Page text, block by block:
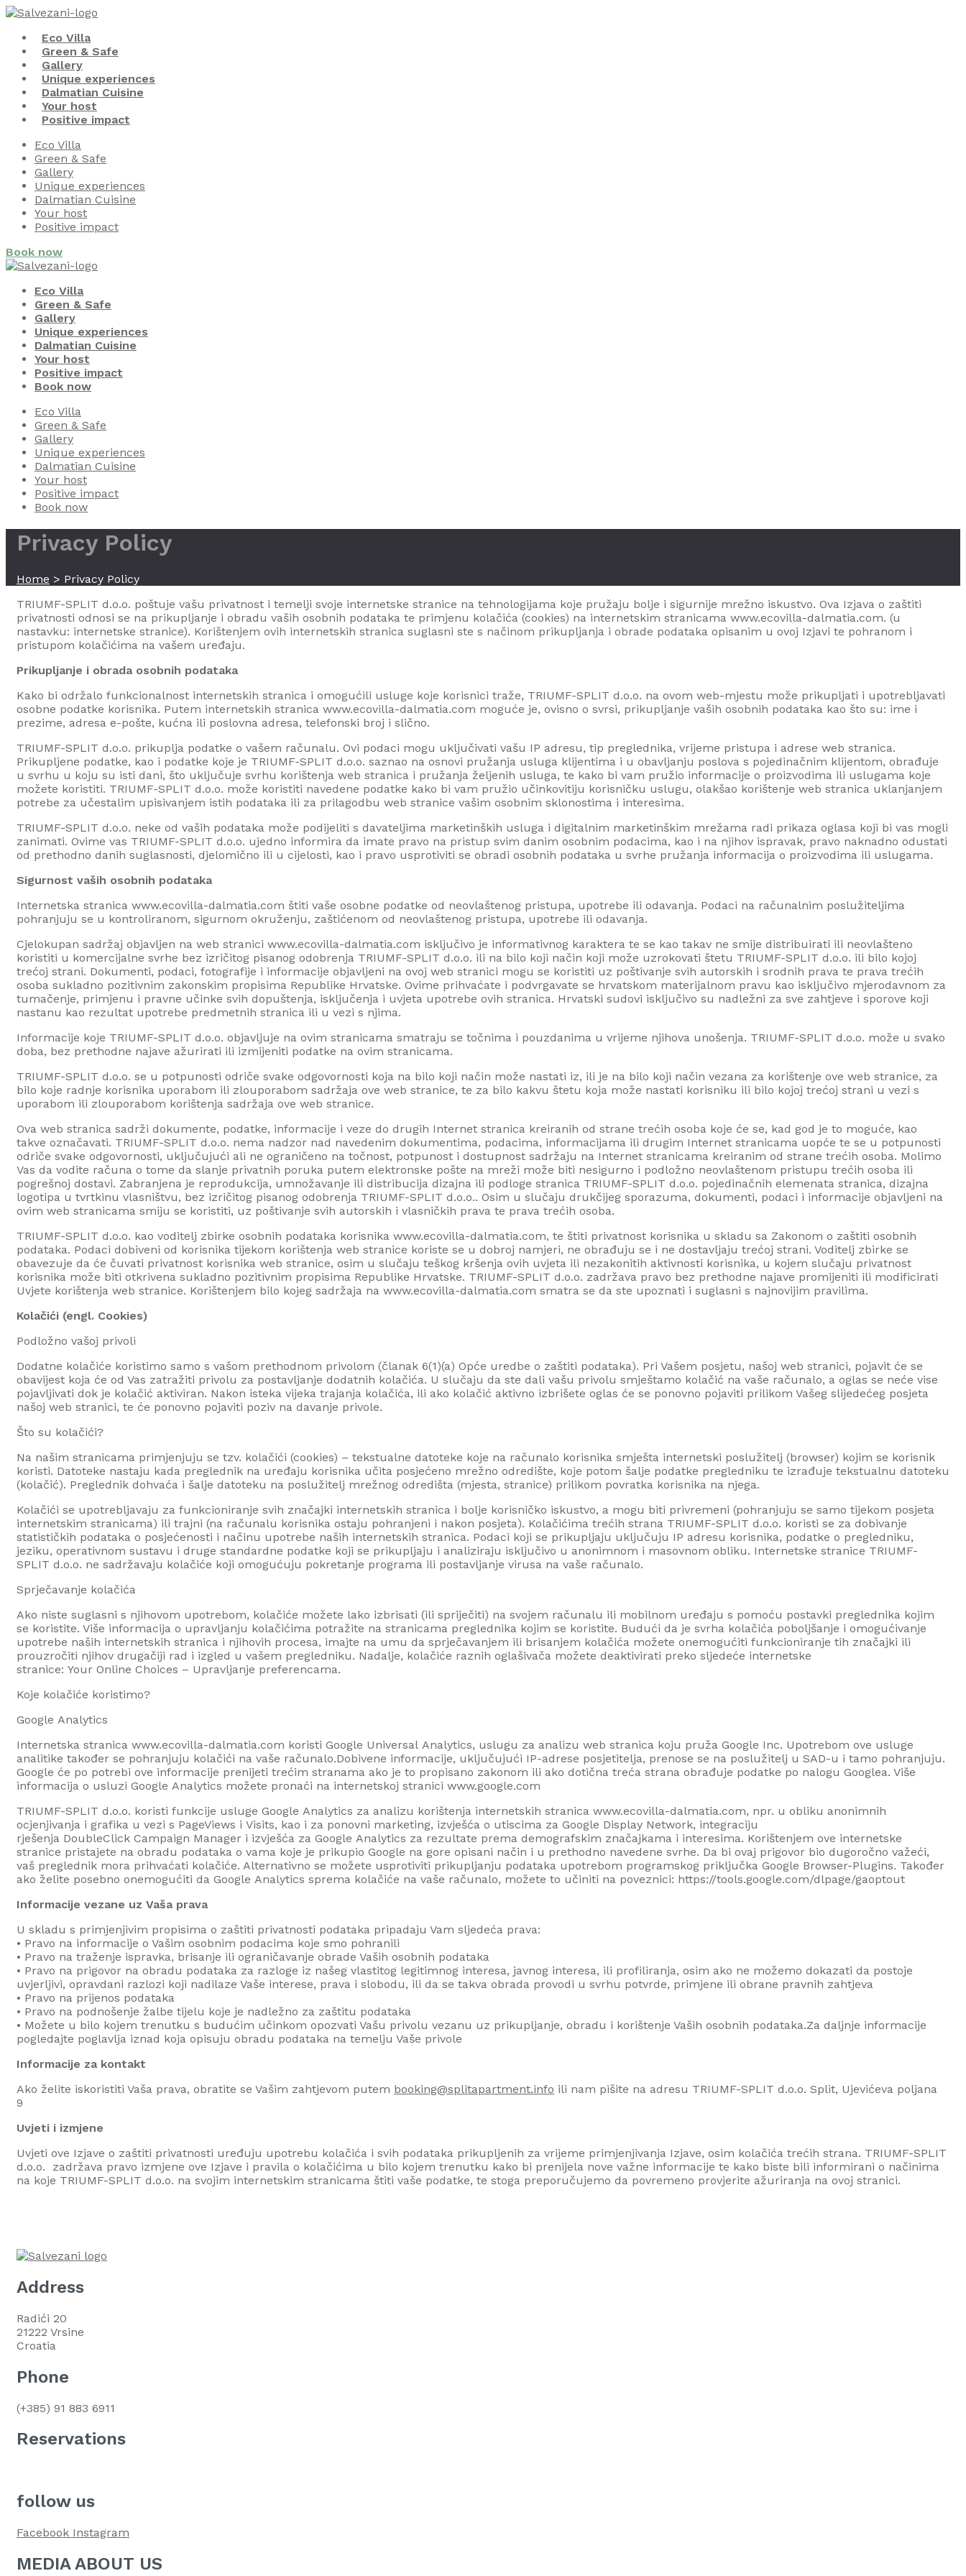
Eco Villa
Green & Safe
Gallery
Unique experiences
Dalmatian Cuisine
Your host
Positive impact
Eco Villa
Green & Safe
Gallery
Unique experiences
Dalmatian Cuisine
Your host
Positive impact
Book now
Eco Villa
Green & Safe
Gallery
Unique experiences
Dalmatian Cuisine
Your host
Positive impact
Book now
Eco Villa
Green & Safe
Gallery
Unique experiences
Dalmatian Cuisine
Your host
Positive impact
Book now
Privacy Policy
Home > Privacy Policy
TRIUMF-SPLIT d.o.o. poštuje vašu privatnost i temelji svoje internetske stranice na tehnologijama koje pružaju bolje i sigurnije mrežno iskustvo. Ova Izjava o zaštiti
privatnosti odnosi se na prikupljanje i obradu vaših osobnih podataka te primjenu kolačića (cookies) na internetskim stranicama www.ecovilla-dalmatia.com. (u
nastavku: internetske stranice). Korištenjem ovih internetskih stranica suglasni ste s načinom prikupljanja i obrade podataka opisanim u ovoj Izjavi te pohranom i
pristupom kolačićima na vašem uređaju.
Prikupljanje i obrada osobnih podataka
Kako bi održalo funkcionalnost internetskih stranica i omogućili usluge koje korisnici traže, TRIUMF-SPLIT d.o.o. na ovom web-mjestu može prikupljati i upotrebljavati
osobne podatke korisnika. Putem internetskih stranica www.ecovilla-dalmatia.com moguće je, ovisno o svrsi, prikupljanje vaših osobnih podataka kao što su: ime i
prezime, adresa e-pošte, kućna ili poslovna adresa, telefonski broj i slično.
TRIUMF-SPLIT d.o.o. prikuplja podatke o vašem računalu. Ovi podaci mogu uključivati vašu IP adresu, tip preglednika, vrijeme pristupa i adrese web stranica.
Prikupljene podatke, kao i podatke koje je TRIUMF-SPLIT d.o.o. saznao na osnovi pružanja usluga klijentima i u obavljanju poslova s pojedinačnim klijentom, obrađuje
u svrhu u koju su isti dani, što uključuje svrhu korištenja web stranica i pružanja željenih usluga, te kako bi vam pružio informacije o proizvodima ili uslugama koje
možete koristiti. TRIUMF-SPLIT d.o.o. može koristiti navedene podatke kako bi vam pružio učinkovitiju korisničku uslugu, olakšao korištenje web stranica uklanjanjem
potrebe za učestalim upisivanjem istih podataka ili za prilagodbu web stranice vašim osobnim sklonostima i interesima.
TRIUMF-SPLIT d.o.o. neke od vaših podataka može podijeliti s davateljima marketinških usluga i digitalnim marketinškim mrežama radi prikaza oglasa koji bi vas mogli
zanimati. Ovime vas TRIUMF-SPLIT d.o.o. ujedno informira da imate pravo na pristup svim danim osobnim podacima, kao i na njihov ispravak, pravo naknadno odustati
od prethodno danih suglasnosti, djelomično ili u cijelosti, kao i pravo usprotiviti se obradi osobnih podataka u svrhe pružanja informacija o proizvodima ili uslugama.
Sigurnost vaših osobnih podataka
Internetska stranica www.ecovilla-dalmatia.com štiti vaše osobne podatke od neovlaštenog pristupa, upotrebe ili odavanja. Podaci na računalnim poslužiteljima
pohranjuju se u kontroliranom, sigurnom okruženju, zaštićenom od neovlaštenog pristupa, upotrebe ili odavanja.
Cjelokupan sadržaj objavljen na web stranici www.ecovilla-dalmatia.com isključivo je informativnog karaktera te se kao takav ne smije distribuirati ili neovlašteno
koristiti u komercijalne svrhe bez izričitog pisanog odobrenja TRIUMF-SPLIT d.o.o. ili na bilo koji način koji može uzrokovati štetu TRIUMF-SPLIT d.o.o. ili bilo kojoj
trećoj strani. Dokumenti, podaci, fotografije i informacije objavljeni na ovoj web stranici mogu se koristiti uz poštivanje svih autorskih i srodnih prava te prava trećih
osoba sukladno pozitivnim zakonskim propisima Republike Hrvatske. Ovime prihvaćate i podvrgavate se hrvatskom materijalnom pravu kao isključivo mjerodavnom za
tumačenje, primjenu i pravne učinke svih dopuštenja, isključenja i uvjeta upotrebe ovih stranica. Hrvatski sudovi isključivo su nadležni za sve zahtjeve i sporove koji
nastanu kao rezultat upotrebe predmetnih stranica ili u vezi s njima.
Informacije koje TRIUMF-SPLIT d.o.o. objavljuje na ovim stranicama smatraju se točnima i pouzdanima u vrijeme njihova unošenja. TRIUMF-SPLIT d.o.o. može u svako
doba, bez prethodne najave ažurirati ili izmijeniti podatke na ovim stranicama.
TRIUMF-SPLIT d.o.o. se u potpunosti odriče svake odgovornosti koja na bilo koji način može nastati iz, ili je na bilo koji način vezana za korištenje ove web stranice, za
bilo koje radnje korisnika uporabom ili zlouporabom sadržaja ove web stranice, te za bilo kakvu štetu koja može nastati korisniku ili bilo kojoj trećoj strani u vezi s
uporabom ili zlouporabom korištenja sadržaja ove web stranice.
Ova web stranica sadrži dokumente, podatke, informacije i veze do drugih Internet stranica kreiranih od strane trećih osoba koje će se, kad god je to moguće, kao
takve označavati. TRIUMF-SPLIT d.o.o. nema nadzor nad navedenim dokumentima, podacima, informacijama ili drugim Internet stranicama uopće te se u potpunosti
odriče svake odgovornosti, uključujući ali ne ograničeno na točnost, potpunost i dostupnost sadržaju na Internet stranicama kreiranim od strane trećih osoba. Molimo
Vas da vodite računa o tome da slanje privatnih poruka putem elektronske pošte na mreži može biti nesigurno i podložno neovlaštenom pristupu trećih osoba ili
pogrešnoj dostavi. Zabranjena je reprodukcija, umnožavanje ili distribucija dizajna ili podloge stranica TRIUMF-SPLIT d.o.o. pojedinačnih elemenata stranica, dizajna
logotipa u tvrtkinu vlasništvu, bez izričitog pisanog odobrenja TRIUMF-SPLIT d.o.o.. Osim u slučaju drukčijeg sporazuma, dokumenti, podaci i informacije objavljeni na
ovim web stranicama smiju se koristiti, uz poštivanje svih autorskih i vlasničkih prava te prava trećih osoba.
TRIUMF-SPLIT d.o.o. kao voditelj zbirke osobnih podataka korisnika www.ecovilla-dalmatia.com, te štiti privatnost korisnika u skladu sa Zakonom o zaštiti osobnih
podataka. Podaci dobiveni od korisnika tijekom korištenja web stranice koriste se u dobroj namjeri, ne obrađuju se i ne dostavljaju trećoj strani. Voditelj zbirke se
obavezuje da će čuvati privatnost korisnika web stranice, osim u slučaju teškog kršenja ovih uvjeta ili nezakonitih aktivnosti korisnika, u kojem slučaju privatnost
korisnika može biti otkrivena sukladno pozitivnim propisima Republike Hrvatske. TRIUMF-SPLIT d.o.o. zadržava pravo bez prethodne najave promijeniti ili modificirati
Uvjete korištenja web stranice. Korištenjem bilo kojeg sadržaja na www.ecovilla-dalmatia.com smatra se da ste upoznati i suglasni s najnovijim pravilima.
Kolačići (engl. Cookies)
Podložno vašoj privoli
Dodatne kolačiće koristimo samo s vašom prethodnom privolom (članak 6(1)(a) Opće uredbe o zaštiti podataka). Pri Vašem posjetu, našoj web stranici, pojavit će se
obavijest koja će od Vas zatražiti privolu za postavljanje dodatnih kolačića. U slučaju da ste dali vašu privolu smještamo kolačić na vaše računalo, a oglas se neće vise
pojavljivati dok je kolačić aktiviran. Nakon isteka vijeka trajanja kolačića, ili ako kolačić aktivno izbrišete oglas će se ponovno pojaviti prilikom Vašeg slijedećeg posjeta
našoj web stranici, te će ponovno pojaviti poziv na davanje privole.
Što su kolačići?
Na našim stranicama primjenjuju se tzv. kolačići (cookies) – tekstualne datoteke koje na računalo korisnika smješta internetski poslužitelj (browser) kojim se korisnik
koristi. Datoteke nastaju kada preglednik na uređaju korisnika učita posjećeno mrežno odredište, koje potom šalje podatke pregledniku te izrađuje tekstualnu datoteku
(kolačić). Preglednik dohvaća i šalje datoteku na poslužitelj mrežnog odredišta (mjesta, stranice) prilikom povratka korisnika na njega.
Kolačići se upotrebljavaju za funkcioniranje svih značajki internetskih stranica i bolje korisničko iskustvo, a mogu biti privremeni (pohranjuju se samo tijekom posjeta
internetskim stranicama) ili trajni (na računalu korisnika ostaju pohranjeni i nakon posjeta). Kolačićima trećih strana TRIUMF-SPLIT d.o.o. koristi se za dobivanje
statističkih podataka o posjećenosti i načinu upotrebe naših internetskih stranica. Podaci koji se prikupljaju uključuju IP adresu korisnika, podatke o pregledniku,
jeziku, operativnom sustavu i druge standardne podatke koji se prikupljaju i analiziraju isključivo u anonimnom i masovnom obliku. Internetske stranice TRIUMF-
SPLIT d.o.o. ne sadržavaju kolačiće koji omogućuju pokretanje programa ili postavljanje virusa na vaše računalo.
Sprječavanje kolačića
Ako niste suglasni s njihovom upotrebom, kolačiće možete lako izbrisati (ili spriječiti) na svojem računalu ili mobilnom uređaju s pomoću postavki preglednika kojim
se koristite. Više informacija o upravljanju kolačićima potražite na stranicama preglednika kojim se koristite. Budući da je svrha kolačića poboljšanje i omogućivanje
upotrebe naših internetskih stranica i njihovih procesa, imajte na umu da sprječavanjem ili brisanjem kolačića možete onemogućiti funkcioniranje tih značajki ili
prouzročiti njihov drugačiji rad i izgled u vašem pregledniku. Nadalje, kolačiće raznih oglašivača možete deaktivirati preko sljedeće internetske
stranice: Your Online Choices – Upravljanje preferencama.
Koje kolačiće koristimo?
Google Analytics
Internetska stranica www.ecovilla-dalmatia.com koristi Google Universal Analytics, uslugu za analizu web stranica koju pruža Google Inc. Upotrebom ove usluge
analitike također se pohranjuju kolačići na vaše računalo.Dobivene informacije, uključujući IP-adrese posjetitelja, prenose se na poslužitelj u SAD-u i tamo pohranjuju.
Google će po potrebi ove informacije prenijeti trećim stranama ako je to propisano zakonom ili ako dotična treća strana obrađuje podatke po nalogu Googlea. Više
informacija o usluzi Google Analytics možete pronaći na internetskoj stranici www.google.com
TRIUMF-SPLIT d.o.o. koristi funkcije usluge Google Analytics za analizu korištenja internetskih stranica www.ecovilla-dalmatia.com, npr. u obliku anonimnih
ocjenjivanja i grafika u vezi s PageViews i Visits, kao i za ponovni marketing, izvješća o utiscima za Google Display Network, integraciju
rješenja DoubleClick Campaign Manager i izvješća za Google Analytics za rezultate prema demografskim značajkama i interesima. Korištenjem ove internetske
stranice pristajete na obradu podataka o vama koje je prikupio Google na gore opisani način i u prethodno navedene svrhe. Da bi ovaj prigovor bio dugoročno važeći,
vaš preglednik mora prihvaćati kolačiće. Alternativno se možete usprotiviti prikupljanju podataka upotrebom programskog priključka Google Browser-Plugins. Također
ako želite posebno onemogućiti da Google Analytics sprema kolačiće na vaše računalo, možete to učiniti na poveznici: https://tools.google.com/dlpage/gaoptout
Informacije vezane uz Vaša prava
U skladu s primjenjivim propisima o zaštiti privatnosti podataka pripadaju Vam sljedeća prava:
• Pravo na informacije o Vašim osobnim podacima koje smo pohranili
• Pravo na traženje ispravka, brisanje ili ograničavanje obrade Vaših osobnih podataka
• Pravo na prigovor na obradu podataka za razloge iz našeg vlastitog legitimnog interesa, javnog interesa, ili profiliranja, osim ako ne možemo dokazati da postoje
uvjerljivi, opravdani razlozi koji nadilaze Vaše interese, prava i slobodu, ili da se takva obrada provodi u svrhu potvrde, primjene ili obrane pravnih zahtjeva
• Pravo na prijenos podataka
• Pravo na podnošenje žalbe tijelu koje je nadležno za zaštitu podataka
• Možete u bilo kojem trenutku s budućim učinkom opozvati Vašu privolu vezanu uz prikupljanje, obradu i korištenje Vaših osobnih podataka.Za daljnje informacije
pogledajte poglavlja iznad koja opisuju obradu podataka na temelju Vaše privole
Informacije za kontakt
Ako želite iskoristiti Vaša prava, obratite se Vašim zahtjevom putem booking@splitapartment.info ili nam pišite na adresu TRIUMF-SPLIT d.o.o. Split, Ujevićeva poljana
9
Uvjeti i izmjene
Uvjeti ove Izjave o zaštiti privatnosti uređuju upotrebu kolačića i svih podataka prikupljenih za vrijeme primjenjivanja Izjave, osim kolačića trećih strana. TRIUMF-SPLIT
d.o.o.
zadržava pravo izmjene ove Izjave i pravila o kolačićima u bilo kojem trenutku kako bi prenijela nove važne informacije te kako biste bili informirani o načinima
na koje TRIUMF-SPLIT d.o.o. na svojim internetskim stranicama štiti vaše podatke, te stoga preporučujemo da povremeno provjerite ažuriranja na ovoj stranici.
Address
Radići 20
21222 Vrsine
Croatia
Phone
(+385) 91 883 6911
Reservations​
follow us
Facebook Instagram
MEDIA ABOUT US